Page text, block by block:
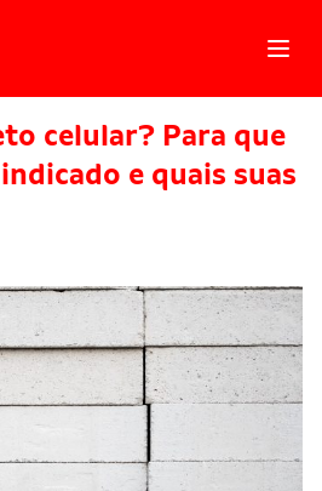
celular? Para que
e quais suas